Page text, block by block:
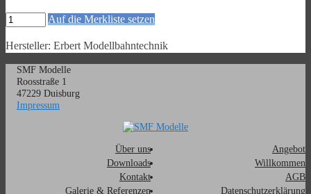
Auf die Merkliste setzen
Hersteller: Erbert Modellbahntechnik
SMF Modelle
Roosstraße 1
47229 Duisburg
Impressum
Über uns
Downloads
Kontakt
Galerie & Referenzen
Angebot
Willkommen
AGB
Datenschutzerklärung